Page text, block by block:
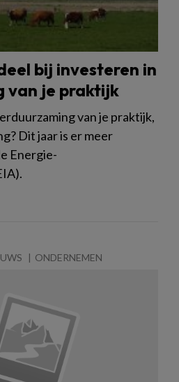
bij investeren in
van je praktijk
van je praktijk,
Dit jaar is er meer
Energie-
ONDERNEMEN